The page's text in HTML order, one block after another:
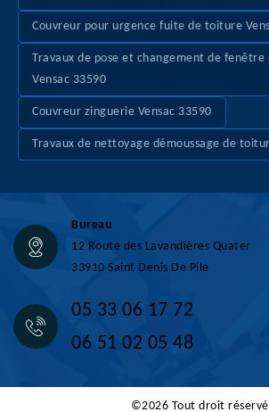
Couvreur pour urgence fuite de toiture
Travaux de pose et changement de
Vensac 33590
Couvreur zinguerie Vensac 33590
Travaux de nettoyage démoussage de
Bureau
12 Route des Lavandières Quater
33910 Saint Denis De Pile
05 33 06 17 72
06 51 02 05 48
©2026 Tout droit réservé